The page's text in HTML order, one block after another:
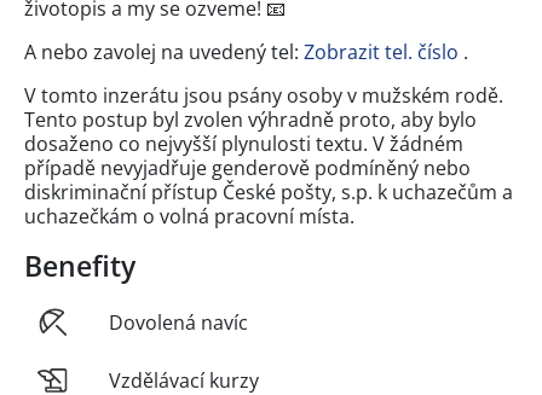
životopis a my se ozveme! 📧
A nebo zavolej na uvedený tel: Zobrazit tel. číslo .
V tomto inzerátu jsou psány osoby v mužském rodě.
Tento postup byl zvolen výhradně proto, aby bylo
dosaženo co nejvyšší plynulosti textu. V žádném
případě nevyjadřuje genderově podmíněný nebo
diskriminační přístup České pošty, s.p. k uchazečům a
uchazečkám o volná pracovní místa.
Benefity
Dovolená navíc
Vzdělávací kurzy